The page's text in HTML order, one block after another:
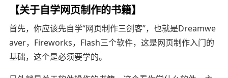
【关于自学网页制作的书籍】
首先，你应该先自学“网页制作三剑客”，也就是Dreamwe
aver，Fireworks，Flash三个软件，这是网页制作入门的
基础，这个是必须要学的。